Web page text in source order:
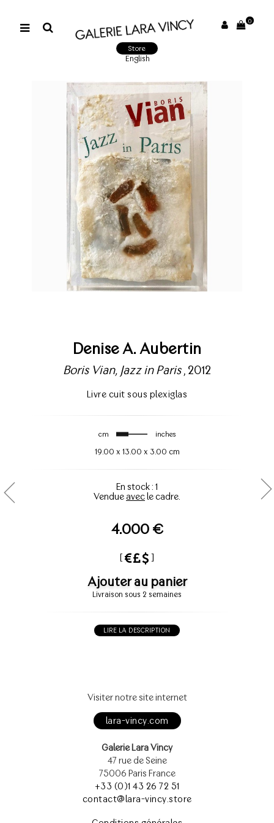
0
Store
English
Denise A. Aubertin
Boris Vian, Jazz in Paris, 2012
Livre cuit sous plexiglas
cm inches
19.00 x 13.00 x 3.00 cm
En stock : 1
Vendueavecle cadre.
4.000 €
[ ]
Ajouter au panier
Livraison sous 2 semaines
LIRE LA DESCRIPTION
Visiter notre site internet
lara-vincy.com
Galerie Lara Vincy
47 rue de Seine
75006 Paris France
+33 (0)1 43 26 72 51
contact@lara-vincy.store